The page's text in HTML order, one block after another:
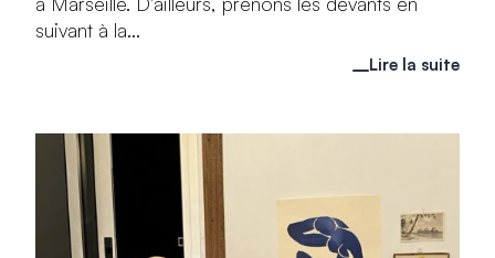
suivant à la...
Lire la suite